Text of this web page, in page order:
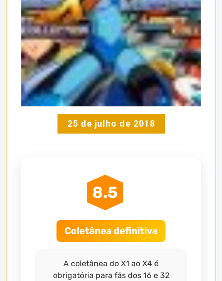
25 de julho de 2018
8.5
Coletânea definitiva
A coletânea do X1 ao X4 é
obrigatória para fãs dos 16 e 32